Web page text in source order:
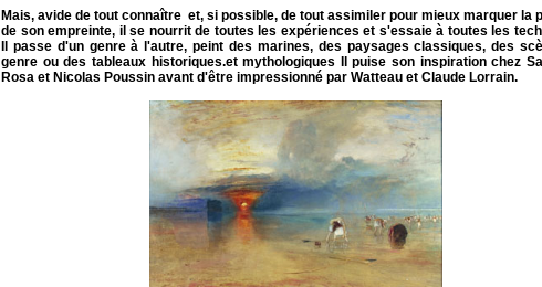
Mais, avide de tout connaître et, si possible, de tout assimiler pour mieux marquer la
de son empreinte, il se nourrit de toutes les expériences et s'essaie à toutes les
Il passe d'un genre à l'autre, peint des marines, des paysages classiques, des
genre ou des tableaux historiques.et mythologiques Il puise son inspiration chez
Rosa et Nicolas Poussin avant d'être impressionné par Watteau et Claude Lorrain.